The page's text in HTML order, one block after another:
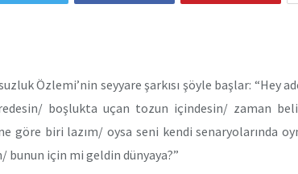
Özlemi’nin seyyare şarkısı şöyle başlar: “Hey
boşlukta uçan tozun içindesin/ zaman
göre biri lazım/ oysa seni kendi senaryolarında
bunun için mi geldin dünyaya?”